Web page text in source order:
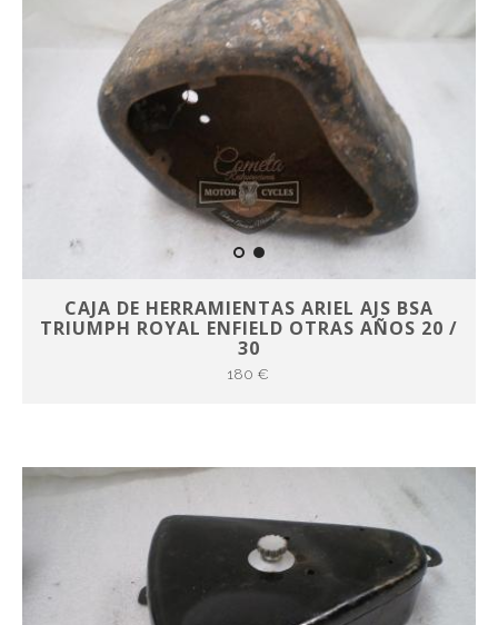
CAJA DE HERRAMIENTAS ARIEL AJS BSA
TRIUMPH ROYAL ENFIELD OTRAS AÑOS 20 /
30
180 €